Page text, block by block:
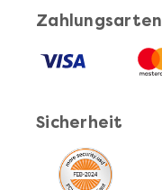
Zahlungsarten
Sicherheit